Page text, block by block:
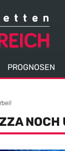
PROGNOSEN
NOCH